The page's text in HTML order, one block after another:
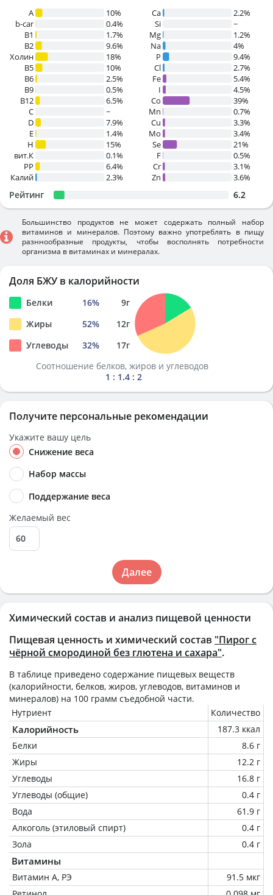
Химический состав и анализ пищевой ценности
Пищевая ценность и химический состав "Пирог с
чёрной смородиной без глютена и сахара".
В таблице приведено содержание пищевых веществ
(калорийности, белков, жиров, углеводов, витаминов и
минералов) на 100 грамм съедобной части.
Нутриент
Количество
Калорийность
187.3 ккал
Белки
8.6 г
Жиры
12.2 г
Углеводы
16.8 г
Углеводы (общие)
0.4 г
Вода
61.9 г
Алкоголь (этиловый спирт)
0.4 г
Зола
0.4 г
Витамины
Витамин А, РЭ
91.5 мкг
A
10%
b-car
0.4%
В1
1.7%
B2
9.6%
Холин
18%
B5
10%
B6
2.5%
B9
0.5%
B12
6.5%
C
~
D
7.9%
E
1.4%
H
15%
вит.К
0.1%
PP
6.4%
Калий
2.3%
Ca
2.2%
Si
~
Mg
1.2%
Na
4%
P
9.4%
Cl
2.7%
Fe
5.4%
I
4.5%
Co
39%
Mn
0.7%
Cu
3.3%
Mo
3.4%
Se
21%
F
0.5%
Cr
3.1%
Zn
3.6%
Рейтинг 6.2
Большинство продуктов не может содержать полный набор
витаминов и минералов. Поэтому важно употреблять в пищу
разннообразные продукты, чтобы восполнять потребности
организма в витаминах и минералах.
Доля БЖУ в калорийности
Белки 16% 9г
Жиры
52% 12г
Углеводы
32% 17г
Соотношение белков, жиров и углеводов
1 : 1.4 : 2
Получите персональные рекомендации
Укажите вашу цель
Снижение веса
Набор массы
Поддержание веса
Желаемый вес
Далее